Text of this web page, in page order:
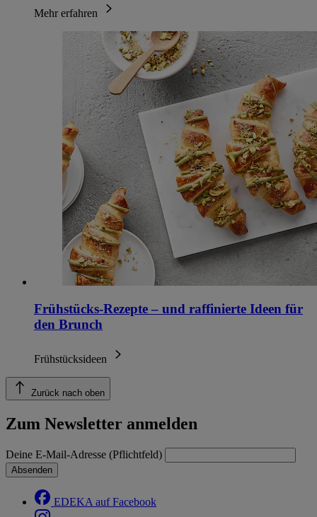
Mehr erfahren
Frühstücks-Rezepte – und raffinierte Ideen für
den Brunch
Frühstücksideen
Zurück nach oben
Zum Newsletter anmelden
Deine E-Mail-Adresse (Pflichtfeld)
Absenden
EDEKA auf Facebook